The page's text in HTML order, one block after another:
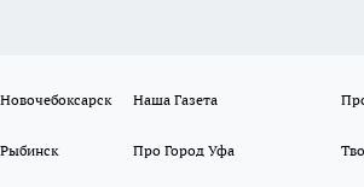
Наша Газета
Про Город Уфа